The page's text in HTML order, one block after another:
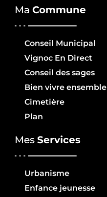
Ma Commune
Conseil Municipal
Vignoc En Direct
Conseil des sages
Bien vivre ensemble
Cimetière
Plan
Mes Services
Urbanisme
Enfance jeunesse